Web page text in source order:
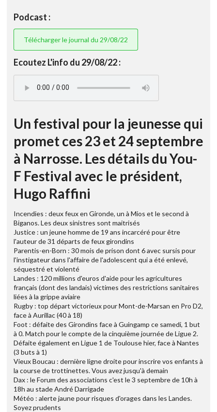
Podcast :
Télécharger le journal du 29/08/22
Ecoutez L'info du 29/08/22 :
Un festival pour la jeunesse qui
promet ces 23 et 24 septembre
à Narrosse. Les détails du You-
F Festival avec le président,
Hugo Raffini
Incendies : deux feux en Gironde, un à Mios et le second à
Biganos. Les deux sinistres sont maitrisés
Justice : un jeune homme de 19 ans incarcéré pour être
l'auteur de 31 départs de feux girondins
Parentis-en-Born : 30 mois de prison dont 6 avec sursis pour
l'instigateur dans l'affaire de l'adolescent qui a été enlevé,
séquestré et violenté
Landes : 120 millions d'euros d'aide pour les agricultures
français (dont des landais) victimes des restrictions sanitaires
liées à la grippe aviaire
Rugby : top départ victorieux pour Mont-de-Marsan en Pro D2,
face à Aurillac (40 à 18)
Foot : défaite des Girondins face à Guingamp ce samedi, 1 but
à 0. Match pour le compte de la cinquième journée de Ligue 2.
Défaite également en Ligue 1 de Toulouse hier, face à Nantes
(3 buts à 1)
Vieux Boucau : dernière ligne droite pour inscrire vos enfants à
la course de trottinettes. Vous avez jusqu'à demain
Dax : le Forum des associations c'est le 3 septembre de 10h à
18h au stade André Darrigade
Météo : alerte jaune pour risques d'orages dans les Landes.
Soyez prudents